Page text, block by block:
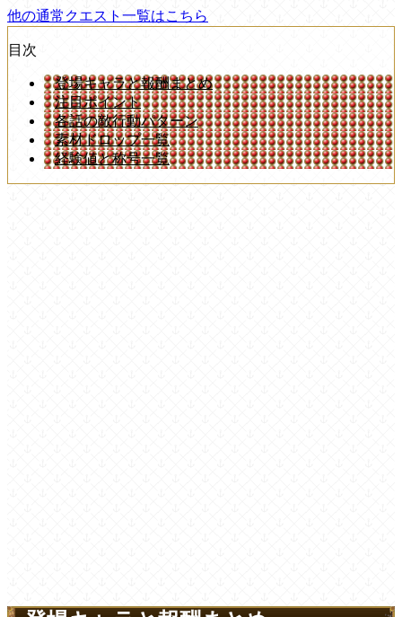
他の通常クエスト一覧はこちら
目次
登場キャラと報酬まとめ
注目ポイント
各話の敵行動パターン
素材ドロップ一覧
経験値と称号一覧